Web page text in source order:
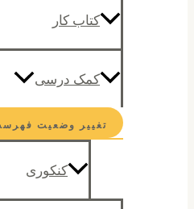
کتاب کار
کمک درسی
تغییر وضعیت
کنکوری